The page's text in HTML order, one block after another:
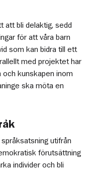
att bli delaktig, sedd
för att våra barn
som kan bidra till ett
med projektet har
och kunskapen inom
ska möta en
utifrån
förutsättning
individer och bli